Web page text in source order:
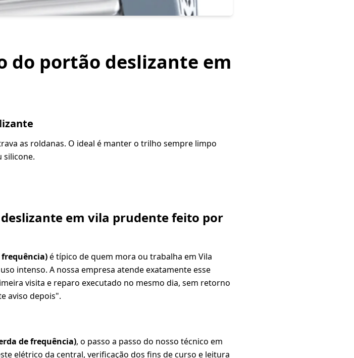
do portão deslizante em
as roldanas. O ideal é manter o trilho sempre limpo
silicone.
em vila prudente feito por
é típico de quem mora ou trabalha em Vila
intenso. A nossa empresa atende exatamente esse
visita e reparo executado no mesmo dia, sem retorno
aviso depois".
de frequência), o passo a passo do nosso técnico em
elétrico da central, verificação dos fins de curso e leitura